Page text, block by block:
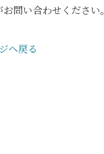
問い合わせください。
へ戻る